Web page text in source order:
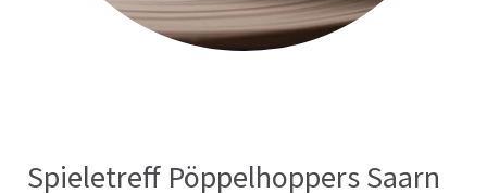
Spieletreff Pöppelhoppers Saarn